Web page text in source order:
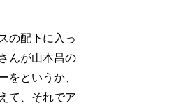
の配下に入っ
んが山本昌の
をというか、
て、それでア